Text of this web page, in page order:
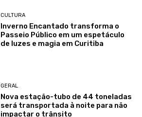
CULTURA
Inverno Encantado transforma o
Passeio Público em um espetáculo
de luzes e magia em Curitiba
GERAL
Nova estação-tubo de 44 toneladas
será transportada à noite para não
impactar o trânsito